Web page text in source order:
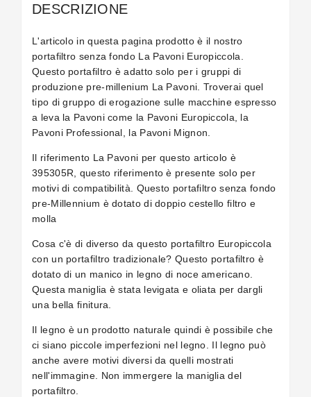
DESCRIZIONE
L'articolo in questa pagina prodotto è il nostro
portafiltro senza fondo La Pavoni Europiccola.
Questo portafiltro è adatto solo per i gruppi di
produzione pre-millenium La Pavoni. Troverai quel
tipo di gruppo di erogazione sulle macchine espresso
a leva la Pavoni come la Pavoni Europiccola, la
Pavoni Professional, la Pavoni Mignon.
Il riferimento La Pavoni per questo articolo è
395305R, questo riferimento è presente solo per
motivi di compatibilità. Questo portafiltro senza fondo
pre-Millennium è dotato di doppio cestello filtro e
molla
Cosa c'è di diverso da questo portafiltro Europiccola
con un portafiltro tradizionale? Questo portafiltro è
dotato di un manico in legno di noce americano.
Questa maniglia è stata levigata e oliata per dargli
una bella finitura.
Il legno è un prodotto naturale quindi è possibile che
ci siano piccole imperfezioni nel legno. Il legno può
anche avere motivi diversi da quelli mostrati
nell'immagine. Non immergere la maniglia del
portafiltro.